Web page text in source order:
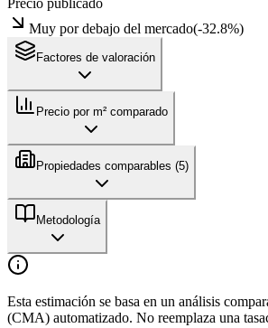
Precio publicado
Muy por debajo del mercado(-32.8%)
Factores de valoración
Precio por m² comparado
Propiedades comparables (5)
Metodología
Esta estimación se basa en un análisis
(CMA) automatizado. No reemplaza una